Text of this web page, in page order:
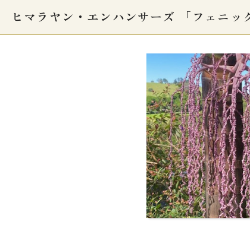
ヒマラヤン・エンハンサーズ 「フェニ